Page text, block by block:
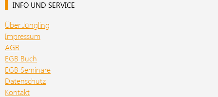
INFO UND SERVICE
Über Jüngling
Impressum
AGB
EGB Buch
EGB Seminare
Datenschutz
Kontakt